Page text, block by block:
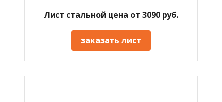
Лист стальной цена от 3090 руб.
заказать лист